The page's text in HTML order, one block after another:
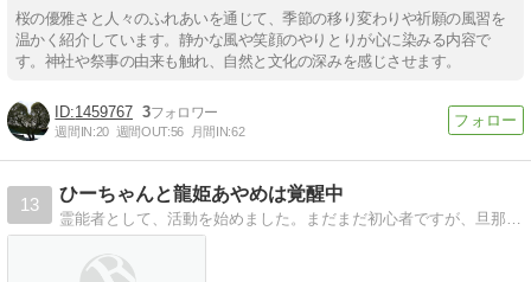
桜の優雅さと人々のふれあいを通じて、季節の移り変わりや祈願の風習を
温かく紹介しています。静かな風や笑顔のやりとりが心に染みる内容で
す。神社や祭事の由来も触れ、自然と文化の深みを感じさせます。
1459767 3
週間IN:20 週間OUT:56 月間IN:62
13
ひーちゃんと龍姫あやめは覚醒中
霊能者として、活動を始めました。まだまだ初心者ですが、旦那や守護神のサポートを受けながらやっていきます。